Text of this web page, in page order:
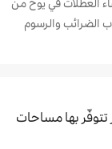
العطلات في يوح من
تتوفّر بها مساحات